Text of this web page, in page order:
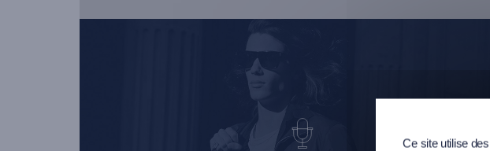
Ce site utilise